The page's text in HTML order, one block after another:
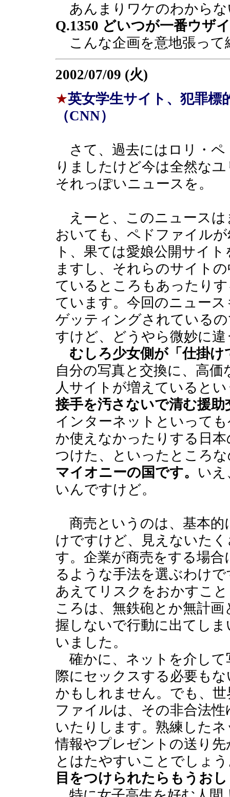
あんまりワケのわからな
Q.1350 どいつが一番ウザ
こんな企画を意地張って
2002/07/09 (火)
★英女学生サイト、犯罪標
（CNN）
さて、過去にはロリ・ペ
りましたけど今は全然な
それっぽいニュースを。
えーと、このニュースは
おいても、ペドファイル
ト、果ては愛娘公開サイ
ますし、それらのサイト
ているところもあったり
ています。今回のニュー
ゲッティングされている
すけど、どうやら微妙に
むしろ少女側が「仕掛
自分の写真と交換に、高
人サイトが増えていると
接手を汚さないで清む援助
インターネットといって
か使えなかったりする日
つけた、といったところ
マイオニーの国です。 い
いんですけど。
商売というのは、基本的
けですけど、見えないた
す。企業が商売をする場
るような手法を選ぶわけ
あえてリスクをおかすこ
ころは、無鉄砲とか無計
握しないで行動に出てし
いました。
確かに、ネットを介して
際にセックスする必要も
かもしれません。でも、
ファイルは、その非合法
いたりします。熟練した
情報やプレゼントの送り
とはたやすいことでしょ
目をつけられたらもうお